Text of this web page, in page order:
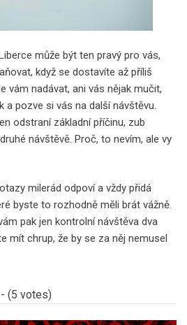
může být ten pravý pro vás,
když se dostavíte až příliš
vám nadávat, ani vás nějak mučit,
pozve si vás na další návštěvu.
odstraní základní příčinu, zub
návštěvě. Proč, to nevím, ale vy
milerád odpoví a vždy přidá
byste to rozhodně měli brát vážně.
pak jen kontrolní návštěva dva
mít chrup, že by se za něj nemusel
(5 votes)